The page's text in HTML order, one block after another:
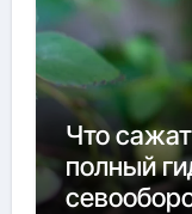
Что
полный